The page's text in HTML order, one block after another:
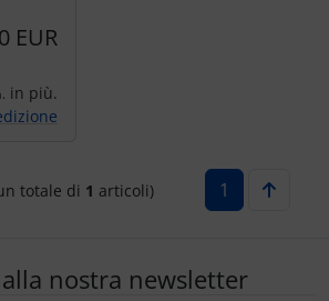
EUR
in più.
totale di 1 articoli) 1
nostra newsletter
e di protezione